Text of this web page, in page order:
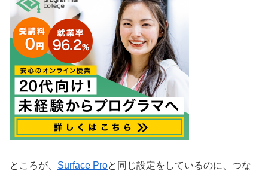
ところが、 Surface Proと同じ設定をしているのに、つな